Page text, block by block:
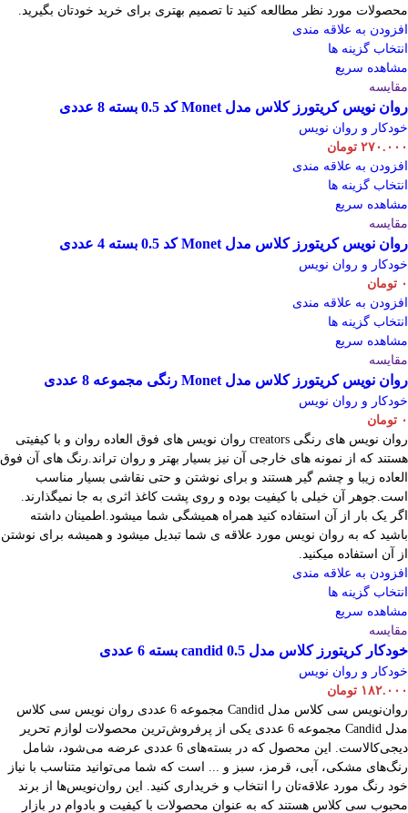
محصولات مورد نظر مطالعه کنید تا تصمیم بهتری برای خرید خودتان بگیرید.
افزودن به علاقه مندی
انتخاب گزینه ها
مشاهده سریع
مقایسه
روان نویس کریتورز کلاس مدل Monet کد 0.5 بسته 8 عددی
خودکار و روان نویس
۲۷۰.۰۰۰ تومان
افزودن به علاقه مندی
انتخاب گزینه ها
مشاهده سریع
مقایسه
روان نویس کریتورز کلاس مدل Monet کد 0.5 بسته 4 عددی
خودکار و روان نویس
۰ تومان
افزودن به علاقه مندی
انتخاب گزینه ها
مشاهده سریع
مقایسه
روان نویس کریتورز کلاس مدل Monet رنگی مجموعه 8 عددی
خودکار و روان نویس
۰ تومان
روان نویس های رنگی creators روان نویس های فوق العاده روان و با کیفیتی
هستند که از نمونه های خارجی آن نیز بسیار بهتر و روان تراند.رنگ های آن فوق
العاده زیبا و چشم گیر هستند و برای نوشتن و حتی نقاشی بسیار مناسب
است.جوهر آن خیلی با کیفیت بوده و روی پشت کاغذ اثری به جا نمیگذارند.
اگر یک بار از آن استفاده کنید همراه همیشگی شما میشود.اطمینان داشته
باشید که به روان نویس مورد علاقه ی شما تبدیل میشود و همیشه برای نوشتن
از آن استفاده میکنید.
افزودن به علاقه مندی
انتخاب گزینه ها
مشاهده سریع
مقایسه
خودکار کریتورز کلاس مدل candid 0.5 بسته 6 عددی
خودکار و روان نویس
۱۸۲.۰۰۰ تومان
روان‌نویس سی کلاس مدل Candid مجموعه 6 عددی روان نویس سی کلاس
مدل Candid مجموعه 6 عددی یکی از پرفروش‌ترین محصولات لوازم تحریر
دیجی‌کالاست. این محصول که در بسته‌های 6 عددی عرضه می‌شود، شامل
رنگ‌های مشکی، آبی، قرمز، سبز و ... است که شما می‌توانید متناسب با نیاز
خود رنگ مورد علاقه‌تان را انتخاب و خریداری کنید. این روان‌نویس‌ها از برند
محبوب سی کلاس هستند که به عنوان محصولات با کیفیت و بادوام در بازار